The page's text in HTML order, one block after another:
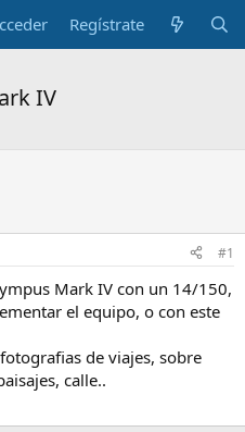
Regístrate
IV
#1
Mark IV con un 14/150,
el equipo, o con este
de viajes, sobre
calle..